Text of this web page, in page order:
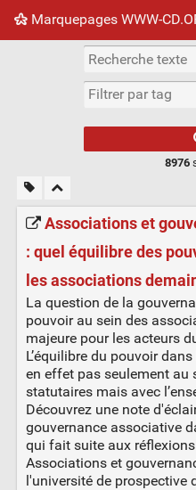
Marquepages WWW-
Nuage de tags Mur
8976
Associations et
: quel équilibre des
les associations
La question de la
pouvoir au sein des
majeure pour les acteurs
L’équilibre du pouvoir
en effet pas seulement au
statutaires mais avec
Découvrez une note
gouvernance associative
qui fait suite aux
Associations et
l'université de prospective